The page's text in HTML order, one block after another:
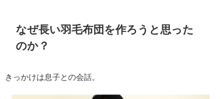
なぜ長い羽毛布団を作ろうと思った
のか？
きっかけは息子との会話。